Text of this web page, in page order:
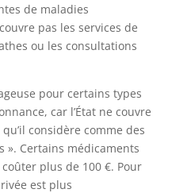
de maladies
pas les services de
ou les consultations
pour certains types
car l’État ne couvre
considère comme des
». Certains médicaments
plus de 100 €. Pour
est plus